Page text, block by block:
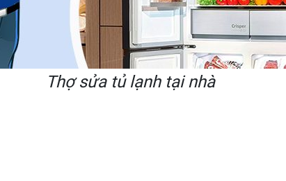
Thợ sửa tủ lạnh tại nhà